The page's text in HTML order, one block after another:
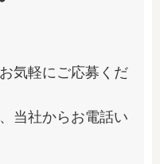
気軽にご応募くだ
当社からお電話い